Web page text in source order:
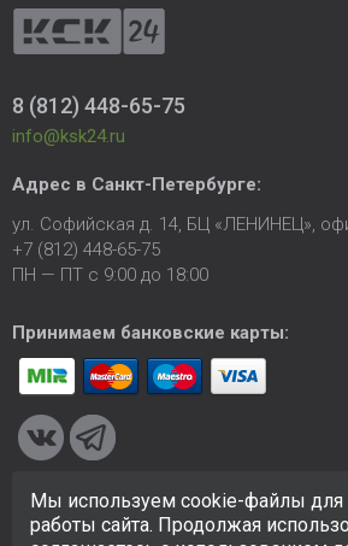
8 (812) 448-65-75
info@ksk24.ru
Адрес в Санкт-Петербурге:
ул. Софийская д. 14, БЦ «ЛЕНИНЕЦ»,
+7 (812) 448-65-75
ПН — ПТ с 9:00 до 18:00
Принимаем банковские карты:
© 2005-2026 ООО «КСК». Сайтhttps://
исключительно в информационных
Мы используем cookie-файлы для
работы сайта. Продолжая